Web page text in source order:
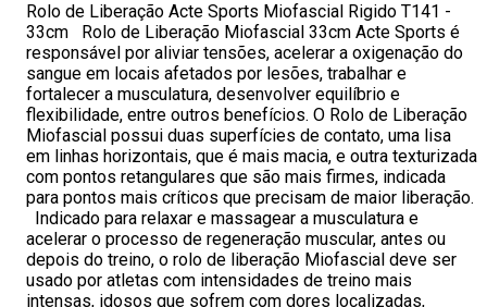
Rolo de Liberação Acte Sports Miofascial Rigido T141 -
33cm Rolo de Liberação Miofascial 33cm Acte Sports é
responsável por aliviar tensões, acelerar a oxigenação do
sangue em locais afetados por lesões, trabalhar e
fortalecer a musculatura, desenvolver equilíbrio e
flexibilidade, entre outros benefícios. O Rolo de Liberação
Miofascial possui duas superfícies de contato, uma lisa
em linhas horizontais, que é mais macia, e outra texturizada
com pontos retangulares que são mais firmes, indicada
para pontos mais críticos que precisam de maior liberação.
Indicado para relaxar e massagear a musculatura e
acelerar o processo de regeneração muscular, antes ou
depois do treino, o rolo de liberação Miofascial deve ser
usado por atletas com intensidades de treino mais
intensas, idosos que sofrem com dores localizadas,